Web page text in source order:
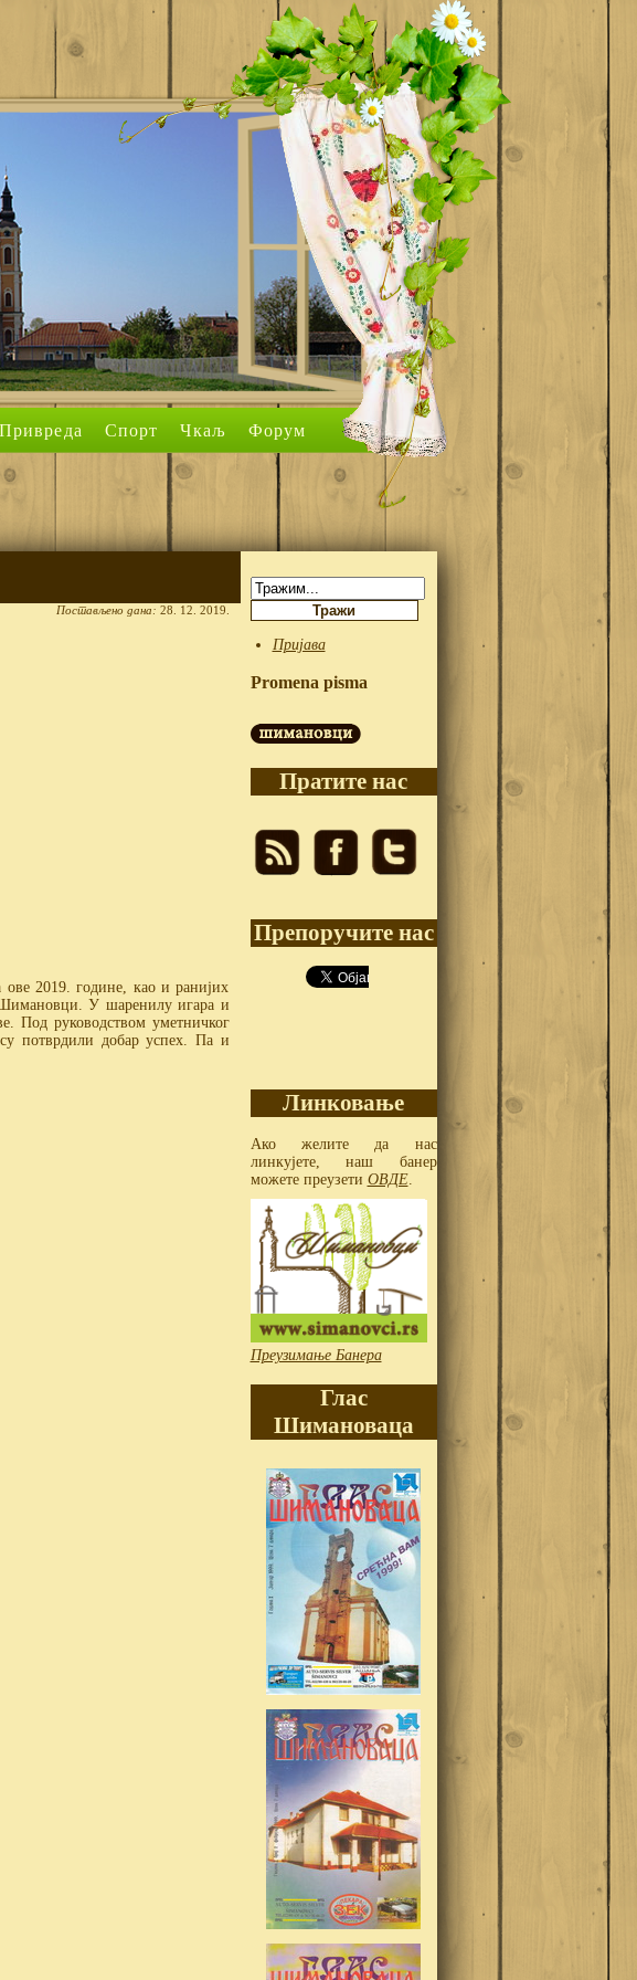
Привреда Спорт Чкаљ Форум
Постављено дана: 28. 12. 2019.
ове 2019. године, као и ранијих
У шаренилу игара и
Под руководством уметничког
потврдили добар успех. Па и
Пријава
Promena pisma
Пратите нас
Препоручите нас
Линковање
Ако желите да нас
линкујете, наш банер
можете преузети ОВДЕ.
Преузимање Банера
Глас
Шимановаца